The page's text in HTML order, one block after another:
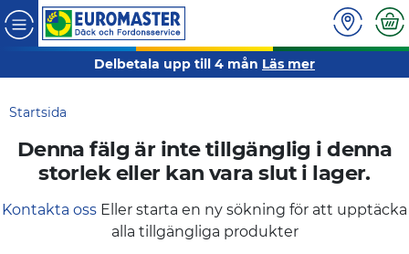
Delbetala upp till 4 mån Läs mer
Startsida
Denna fälg är inte tillgänglig i denna
storlek eller kan vara slut i lager.
Kontakta oss Eller starta en ny sökning för att upptäcka
alla tillgängliga produkter